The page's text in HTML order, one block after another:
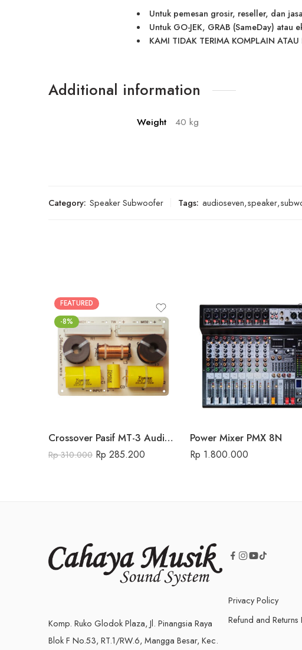
Untuk pemesan grosir, reseller, dan
Untuk GO-JEK, GRAB (SameDay)
KAMI TIDAK TERIMA KOMPLAIN
Additional information
Weight 40 kg
Category: Speaker Subwoofer Tags: audioseven,speaker,
FEATURED
-8%
Crossover Pasif MT-3 Audio Seven
Rp310.000 Rp 285.200
Power Mixer PMX 8N
Rp 1.800.000
Komp. Ruko Glodok Plaza, Jl. Pinangsia Raya
Blok F No.53, RT.1/RW.6, Mangga Besar, Kec.
Privacy Policy
Refund and Returns